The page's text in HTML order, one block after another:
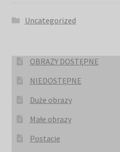
Uncategorized
OBRAZY DOSTĘPNE
NIEDOSTĘPNE
Duże obrazy
Małe obrazy
Postacie